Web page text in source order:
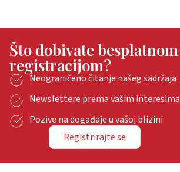
Što dobivate besplatnom
registracijom?
Neograničeno čitanje našeg sadržaja
Newslettere prema vašim interesima
Pozive na događaje u vašoj blizini
Registrirajte se